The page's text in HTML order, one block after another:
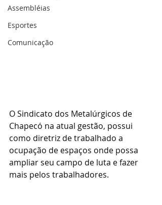
Assembléias
Esportes
Comunicação
O Sindicato dos Metalúrgicos de
Chapecó na atual gestão, possui
como diretriz de trabalhado a
ocupação de espaços onde possa
ampliar seu campo de luta e fazer
mais pelos trabalhadores.